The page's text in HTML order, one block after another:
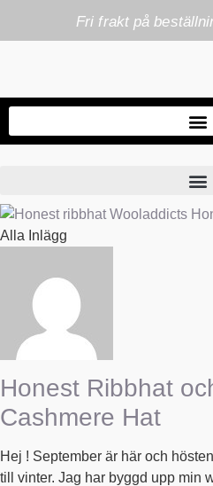
Fri frakt på
Alla Inlägg
Honest Ribbhat
Cashmere Hat
Hej ! September är här och
till vinter. Jag har byggd upp min